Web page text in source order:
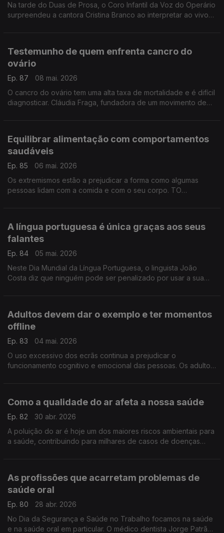
Na tarde do Duas de Prosa, o Coro Infantil da Voz do Operário
surpreendeu a cantora Cristina Branco ao interpretar ao vivo
Testemunho de quem enfrenta cancro do
ovário
Ep. 87
08 mai. 2026
O cancro do ovário tem uma alta taxa de mortalidade e é difícil
diagnosticar. Cláudia Fraga, fundadora de um movimento de
Equilibrar alimentação com comportamentos
saudáveis
Ep. 85
06 mai. 2026
Os extremismos estão a prejudicar a forma como algumas
pessoas lidam com a comida e com o seu corpo. TO
A língua portuguesa é única graças aos seus
falantes
Ep. 84
05 mai. 2026
Neste Dia Mundial da Língua Portuguesa, o linguista João
Costa diz que ninguém pode ser penalizado por usar a sua
Adultos devem dar o exemplo e ter momentos
offline
Ep. 83
04 mai. 2026
O uso excessivo dos ecrãs continua a prejudicar o
funcionamento cognitivo e emocional das pessoas. Os adultos
Como a qualidade do ar afeta a nossa saúde
Ep. 82
30 abr. 2026
A poluição do ar é hoje um dos maiores riscos ambientais para
a saúde, contribuindo para milhares de casos de doenças
As profissões que acarretam problemas de
saúde oral
Ep. 80
28 abr. 2026
No Dia da Segurança e Saúde no Trabalho focamos na saúde
e na saúde oral em particular. O médico dentista Jorge Patrão